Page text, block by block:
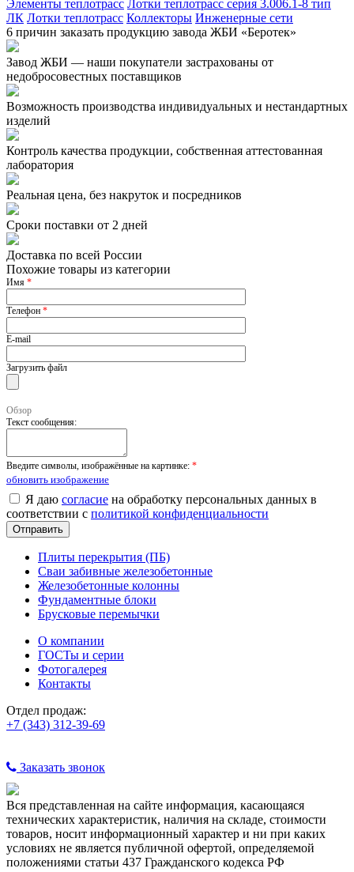
Элементы теплотрасс Лотки теплотрасс серия 3.006.1-8 тип
ЛК Лотки теплотрасс Коллекторы Инженерные сети
6 причин заказать продукцию завода ЖБИ «Беротек»
Завод ЖБИ — наши покупатели застрахованы от
недобросовестных поставщиков
Возможность производства индивидуальных и нестандартных
изделий
Контроль качества продукции, собственная аттестованная
лаборатория
Реальная цена, без накруток и посредников
Сроки поставки от 2 дней
Доставка по всей России
Похожие товары из категории
Имя *
Телефон *
E-mail
Загрузить файл
Обзор
Текст сообщения:
Введите символы, изображённые на картинке: *
обновить изображение
Я даю согласие на обработку персональных данных в
соответствии с политикой конфиденциальности
Плиты перекрытия (ПБ)
Сваи забивные железобетонные
Железобетонные колонны
Фундаментные блоки
Брусковые перемычки
О компании
ГОСТы и серии
Фотогалерея
Контакты
Отдел продаж:
+7 (343) 312-39-69
Заказать звонок
Вся представленная на сайте информация, касающаяся
технических характеристик, наличия на складе, стоимости
товаров, носит информационный характер и ни при каких
условиях не является публичной офертой, определяемой
положениями статьи 437 Гражданского кодекса РФ